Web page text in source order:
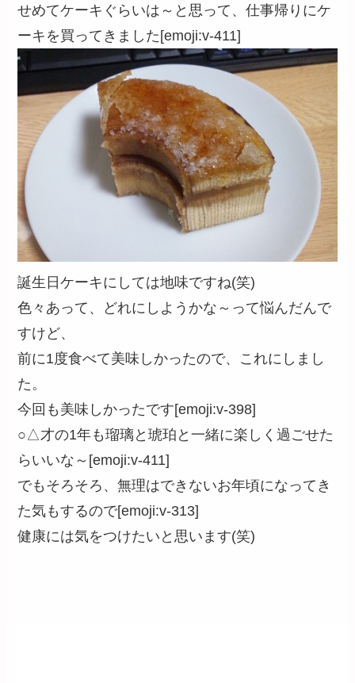
せめてケーキぐらいは～と思って、仕事帰りにケ
ーキを買ってきました[emoji:v-411]
誕生日ケーキにしては地味ですね(笑)
色々あって、どれにしようかな～って悩んだんで
すけど、
前に1度食べて美味しかったので、これにしまし
た。
今回も美味しかったです[emoji:v-398]
○△才の1年も瑠璃と琥珀と一緒に楽しく過ごせた
らいいな～[emoji:v-411]
でもそろそろ、無理はできないお年頃になってき
た気もするので[emoji:v-313]
健康には気をつけたいと思います(笑)